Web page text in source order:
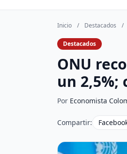
Inicio / Destacados /
Destacados
ONU
un 2,5%;
Por Economista
Compartir: